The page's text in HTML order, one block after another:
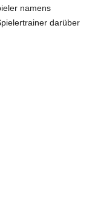
namens
darüber